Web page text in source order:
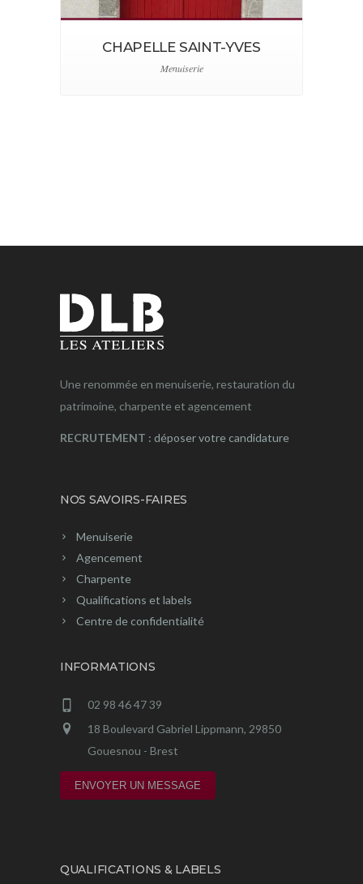
CHAPELLE SAINT-YVES
Menuiserie
Une renommée en menuiserie, restauration du
patrimoine, charpente et agencement
RECRUTEMENT : déposer votre candidature
NOS SAVOIRS-FAIRES
Menuiserie
Agencement
Charpente
Qualifications et labels
Centre de confidentialité
INFORMATIONS
02 98 46 47 39
18 Boulevard Gabriel Lippmann, 29850
Gouesnou - Brest
ENVOYER UN MESSAGE
QUALIFICATIONS & LABELS